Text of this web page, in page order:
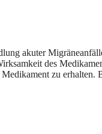
akuter
des
zu